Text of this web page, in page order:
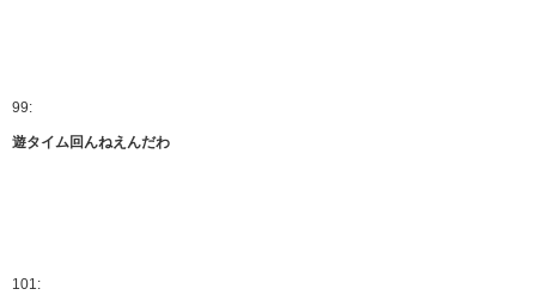
99:
遊タイム回んねえんだわ
101: